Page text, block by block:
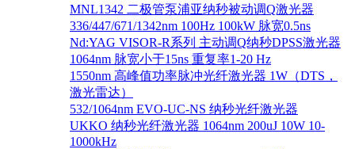
MNL1342 二极管泵浦亚纳秒被动调Q激光器
336/447/671/1342nm 100Hz 100kW 脉宽0.5ns
Nd:YAG VISOR-R系列 主动调Q纳秒DPSS激光器
1064nm 脉宽小于15ns 重复率1-20 Hz
1550nm 高峰值功率脉冲光纤激光器 1W（DTS，
激光雷达）
532/1064nm EVO-UC-NS 纳秒光纤激光器
UKKO 纳秒光纤激光器 1064nm 200uJ 10W 10-
1000kHz